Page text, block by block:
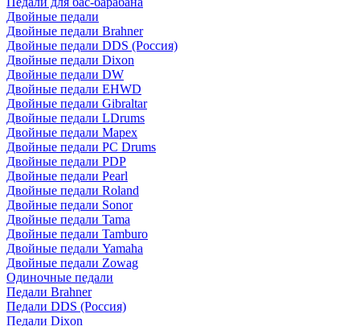
Двойные педали
Двойные педали Brahner
Двойные педали DDS (Россия)
Двойные педали Dixon
Двойные педали DW
Двойные педали EHWD
Двойные педали Gibraltar
Двойные педали LDrums
Двойные педали Mapex
Двойные педали PC Drums
Двойные педали PDP
Двойные педали Pearl
Двойные педали Roland
Двойные педали Sonor
Двойные педали Tama
Двойные педали Tamburo
Двойные педали Yamaha
Двойные педали Zowag
Одиночные педали
Педали Brahner
Педали DDS (Россия)
Педали Dixon